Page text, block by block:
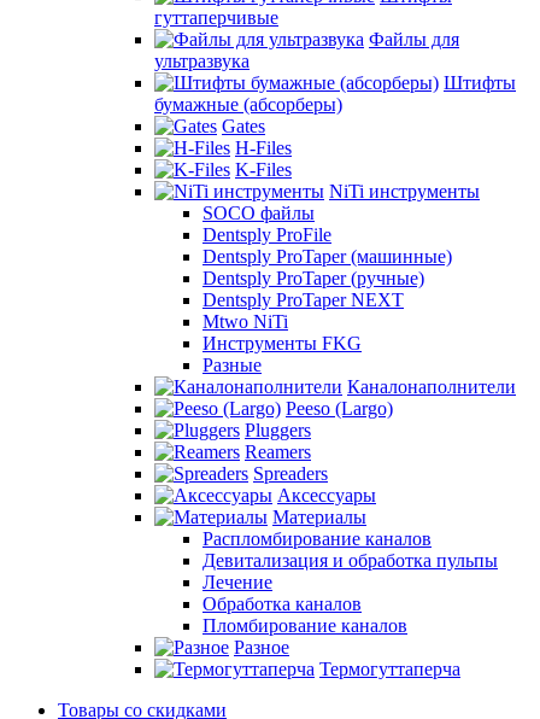
гуттаперчивые
Файлы для
ультразвука
Штифты
бумажные (абсорберы)
Gates
H-Files
K-Files
NiTi инструменты
SOCO файлы
Dentsply ProFile
Dentsply ProTaper (машинные)
Dentsply ProTaper (ручные)
Dentsply ProTaper NEXT
Mtwo NiTi
Инструменты FKG
Разные
Каналонаполнители
Peeso (Largo)
Pluggers
Reamers
Spreaders
Аксессуары
Материалы
Распломбирование каналов
Девитализация и обработка пульпы
Лечение
Обработка каналов
Пломбирование каналов
Разное
Термогуттаперча
Товары со скидками